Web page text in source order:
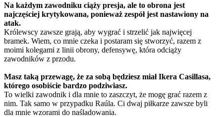
Na każdym zawodniku ciąży presja, ale to obrona jest
najczęściej krytykowana, ponieważ zespół jest nastawiony na
atak.
Królewscy zawsze grają, aby wygrać i strzelić jak najwięcej
bramek. Wiem, co mnie czeka i postaram się stworzyć, razem z
moimi kolegami z linii obrony, defensywę, która odciąży
zawodników z przodu.
Masz taką przewagę, że za sobą będziesz miał Ikera Casillasa,
którego osobiście bardzo podziwiasz.
To wielki zawodnik i dla mnie to zaszczyt, że mogę grać razem z
nim. Tak samo w przypadku Raúla. Ci dwaj piłkarze zawsze byli
dla mnie wzorami do naśladowania.